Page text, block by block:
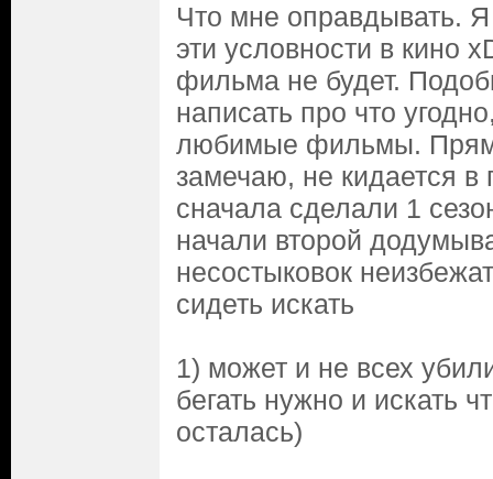
Что мне оправдывать.
эти условности в кино
фильма не будет.
написать про что
любимые фильмы. Прям
замечаю, не кидается в
сначала сделали 1
начали второй
несостыковок
сидеть искать
1) может и не всех
бегать нужно и искать
осталась)